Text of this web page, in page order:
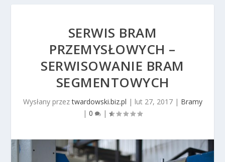
SERWIS BRAM
PRZEMYSŁOWYCH –
SERWISOWANIE BRAM
SEGMENTOWYCH
Wysłany przeztwardowski.biz.pl | lut 27, 2017| Bramy
| 0 |